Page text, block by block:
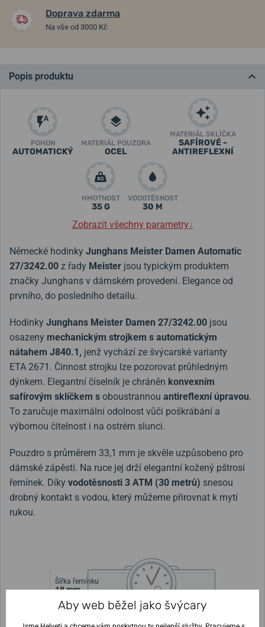
Doprava zdarma
Na vše od 3000 Kč
Popis produktu
POHON
AUTOMATICKÝ
MATERIÁL POUZDRA
OCEL
MATERIÁL SKLÍČKA
SAFÍROVÉ -
ANTIREFLEXNÍ
HMOTNOST
35 G
VODOTĚSNOST
30 M
Zobrazit všechny parametry↓
Německé hodinky Junghans Meister Damen Automatic
27/3242.00 z řady Meister jsou typickým produktem
značky Junghans v dámském provedení. Elegance od
prvního, do posledního detailu.
Hodinky Junghans Meister Damen 27/3242.00 jsou
osazeny mechanickým strojkem s automatickým
nátahem J840.1, jenž vychází ze švýcarské varianty
ETA 2671. Činnost strojku lze pozorovat průhledným
dýnkem. Elegantní číselník je chráněn konvexním
safírovým sklíčkem s oboustrannou antireflexní úpravou.
To zaručuje maximální odolnost vůči poškrábání a
výbornou čitelnost i na ostrém slunci.
Pouzdro s průměrem 33,1 mm je skvěle uzpůsobeno pro
dámské zápěstí. Na ruce jej drží elegantní kožený pštrosí
řemínek. Díky vodotěsnosti 3 ATM (30 metrů) snesou
drobný kontakt s vodou, který můžeme přirovnat k mytí
rukou.
Šířka řemínku
18 mm
Výška pouzdra
9,8 mm
Průměr pouzdra
33,1 mm
Aby web běžel jako švýcary